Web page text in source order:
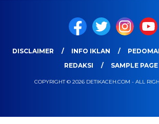
DISCLAIMER INFO IKLAN
REDAKSI
SAMPLE PAGE
COPYRIGHT © 2026 DETIKACEH.COM - ALL